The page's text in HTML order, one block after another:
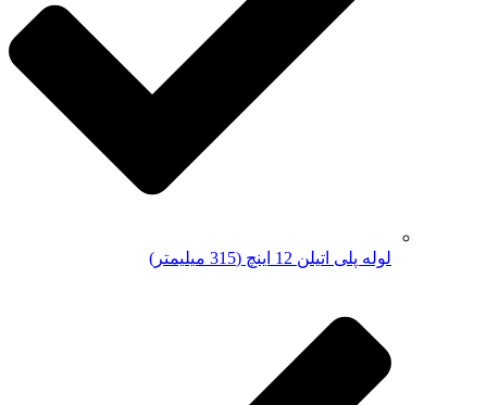
لوله پلی اتیلن 12 اینچ (315 میلیمتر)